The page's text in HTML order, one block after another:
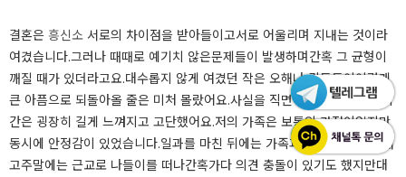
​​결혼은 흥신소 서로의 차이점을 받아들이고서로 어울리며 지내는 것이라
여겼습니다.그러나 때때로 예기치 않은문제들이 발생하며​간혹 그 균형이
깨질 때가 있더라고요.대수롭지 않게 여겼던 작은 오해나 갈등들이이렇게
큰 아픔으로 되돌아올 줄은 미처 몰랐어요.사실을 직면하기까지는,해당 시
간은 굉장히 길게 느껴지고 고단했어요.​저의 가족은 보통의 가정이었지만
동시에 안정감이 있었습니다.​일과를 마친 뒤에는 가족과 함께 시간을 보내
고주말에는 근교로 나들이를 떠나간혹가다 의견 충돌이 있기도 했지만대